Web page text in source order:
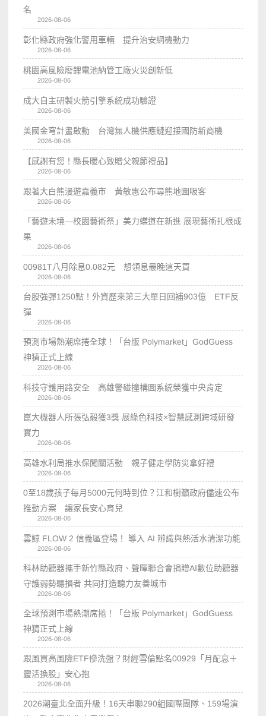
名
2026-08-06
彰化縣政府強化警用車輛 提升治安網機動力
2026-08-06
桃園高風險廢鋰電池納管工廠火災創新低
2026-08-06
成大自主研製火箭引擎系統成功驗證
2026-08-06
美國金穹計畫啟動 台灣無人機供應鏈迎接國防新商機
2026-08-06
【感謝有您！縣長暖心致贈父親節禮品】
2026-08-06
跟著大白熊漫遊嘉義市 黃敏惠公布尋熊地圖吸客
2026-08-06
「藝遊未境—校園藝術祭」美力蝶道在新進 展現藝術扎根成
果
2026-08-06
00981T八月除息0.082元 想領息最晚這天買
2026-08-06
台股強彈1250點！外資歷來第三大單日回補903億 ETF反
彈
2026-08-06
預測市場熱潮席捲全球！「台版 Polymarket」GodGuess
神猜正式上線
2026-08-06
科技守護用路安全 高雄警碰撞構圖系統榮獲中央肯定
2026-08-06
崑大機器人所張弘毅獲3獎 展綠色科技×智慧感測跨域研發
實力
2026-08-06
高雄水利局推水保闖關活動 親子健走學防災拿好禮
2026-08-06
0至18歲孩子每月5000元何時到位？江和樹籲政府儘速公布
推動方案 讓家長安心育兒
2026-08-06
雲鯨 FLOW 2 信義區登場！ 導入 AI 辨識與熱活水清潔功能
2026-08-06
科林助聽器攜手新竹縣政府、聲暉聯合會捐贈AI數位助聽器
守護弱勢聽損者 共同打造聽力友善城市
2026-08-06
全球預測市場熱潮席捲！「台版 Polymarket」GodGuess
神猜正式上線
2026-08-06
跟風買高風險ETF慘洗盤？財經雪倫點名00929「月配息＋
靈活換股」安心抱
2026-08-06
2026潮臺北全面升級！16天串聯290組國際團隊、159場演